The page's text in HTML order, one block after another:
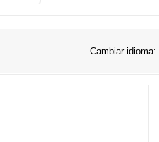
Cambiar idioma: